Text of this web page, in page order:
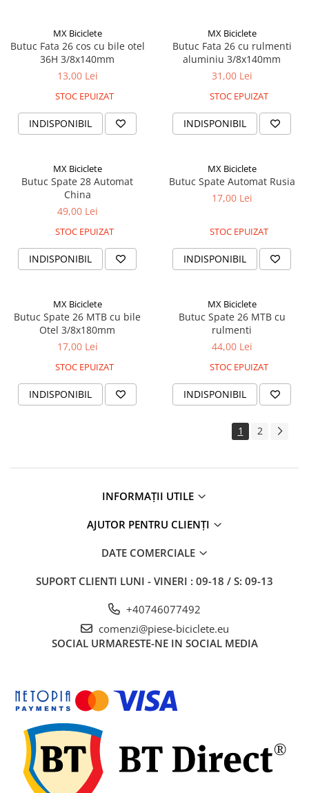
MX Biciclete
Butuc Fata 26 cos cu bile otel
36H 3/8x140mm
13,00 Lei
STOC EPUIZAT
INDISPONIBIL
MX Biciclete
Butuc Fata 26 cu rulmenti
aluminiu 3/8x140mm
31,00 Lei
STOC EPUIZAT
INDISPONIBIL
MX Biciclete
Butuc Spate 28 Automat
China
49,00 Lei
STOC EPUIZAT
INDISPONIBIL
MX Biciclete
Butuc Spate Automat Rusia
17,00 Lei
STOC EPUIZAT
INDISPONIBIL
MX Biciclete
Butuc Spate 26 MTB cu bile
Otel 3/8x180mm
17,00 Lei
STOC EPUIZAT
INDISPONIBIL
MX Biciclete
Butuc Spate 26 MTB cu
rulmenti
44,00 Lei
STOC EPUIZAT
INDISPONIBIL
1 2
INFORMAȚII UTILE
AJUTOR PENTRU CLIENȚI
DATE COMERCIALE
SUPORT CLIENTI LUNI - VINERI : 09-18 / S: 09-13
+40746077492
comenzi@piese-biciclete.eu
SOCIAL URMARESTE-NE IN SOCIAL MEDIA